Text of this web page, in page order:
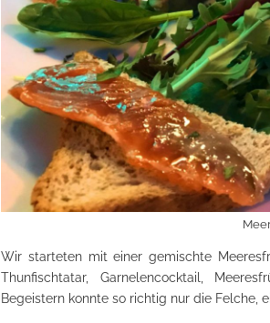
Wir starteten mit einer gemischte
Thunfischtatar, Garnelencocktail,
Begeistern konnte so richtig nur die Felche,